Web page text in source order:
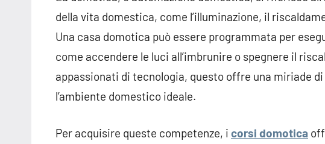
della vita domestica, come l’illuminazione, il
Una casa domotica può essere programmata per
come accendere le luci all’imbrunire o spegnere il
appassionati di tecnologia, questo offre una miriade
l’ambiente domestico ideale.
Per acquisire queste competenze, i corsi domotica